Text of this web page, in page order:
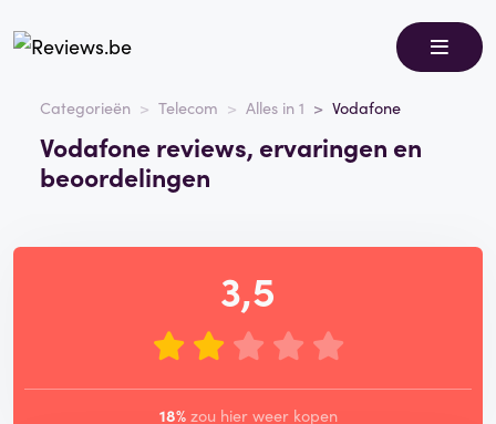
Categorieën Telecom Alles in 1 Vodafone
Vodafone reviews, ervaringen en
beoordelingen
3,5
18% zou hier weer kopen